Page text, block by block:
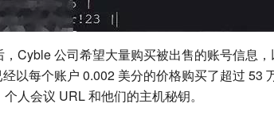
Cyble 公司希望大量购买被出售的账号信息
以每个账户 0.002 美分的价格购买了超过 53
人会议 URL 和他们的主机秘钥。